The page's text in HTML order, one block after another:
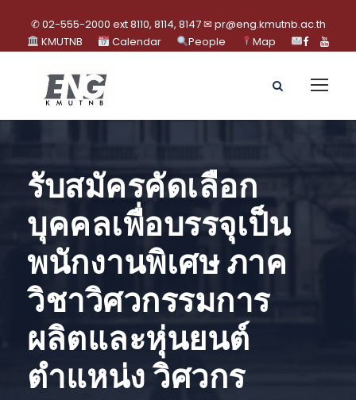
✆ 02-555-2000 ext 8110, 8114, 8147 ✉ pr@eng.kmutnb.ac.th
KMUTNB
Calendar People Map
รับสมัครคัดเลือก
บุคคลเพื่อบรรจุเป็น
พนักงานพิเศษ ภาค
วิชาวิศวกรรมการ
ผลิตและหุ่นยนต์
ตำแหน่ง วิศวกร